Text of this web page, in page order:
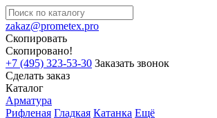
zakaz@prometex.pro
Скопировать
Скопировано!
+7 (495) 323-53-30 Заказать звонок
Сделать заказ
Каталог
Арматура
Рифленая Гладкая Катанка Ещё